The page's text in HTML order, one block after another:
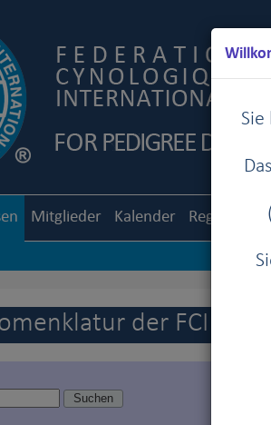
Sie
Mitglieder Kalender Reglemente
der FCI